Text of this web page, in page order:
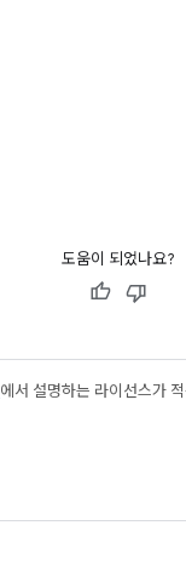
도움이 되었나요?
에서 설명하는 라이선스가